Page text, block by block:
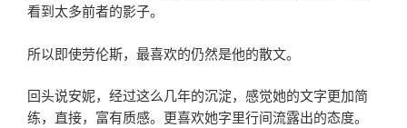
看到太多前者的影子。
所以即使劳伦斯，最喜欢的仍然是他的散文。
回头说安妮，经过这么几年的沉淀，感觉她的文字更加简
练，直接，富有质感。更喜欢她字里行间流露出的态度。